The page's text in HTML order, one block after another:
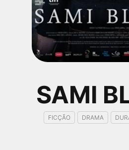
SAMI
FICÇÃO DRAMA
encontrar os filmes no cinema mais
qualquer cidade em território brasileiro.
acessar informações sobre cinemas,
trailers e muito mais.